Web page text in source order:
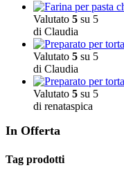
Valutato 5 su 5
di Claudia
Valutato 5 su 5
di Claudia
Valutato 5 su 5
di renataspica
In Offerta
Tag prodotti